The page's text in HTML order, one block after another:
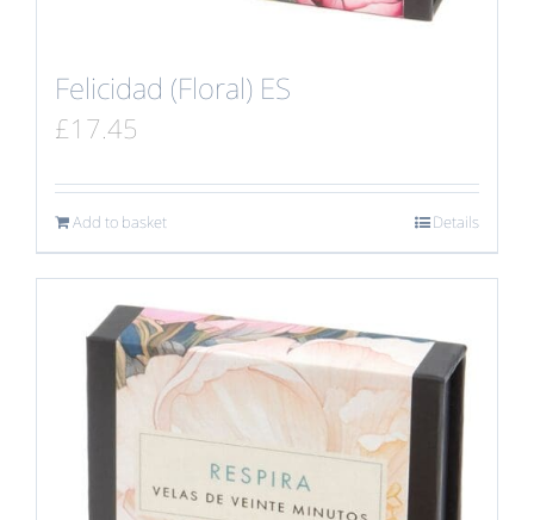
Felicidad (Floral) ES
£17.45
Add to basket Details